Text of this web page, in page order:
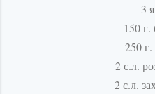
3
150
250 г.
2 с.л.
2 с.л.